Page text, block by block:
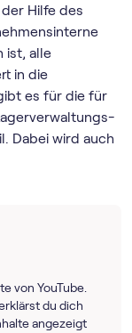
Hilfe des
ist, alle
in die
es für die für
Dabei wird auch
von YouTube.
du dich
angezeigt